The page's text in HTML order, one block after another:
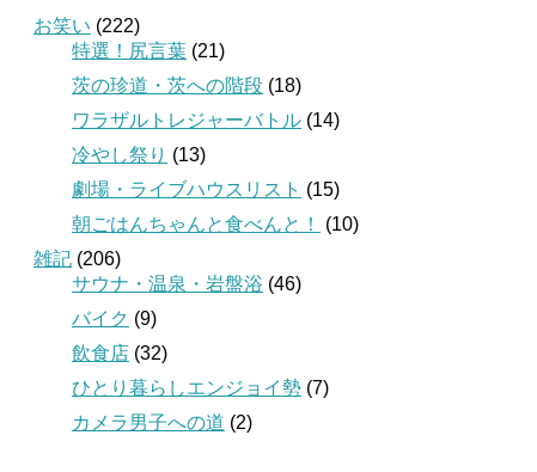
お笑い (222)
特選！尻言葉 (21)
茨の珍道・茨への階段 (18)
ワラザルトレジャーバトル (14)
冷やし祭り (13)
劇場・ライブハウスリスト (15)
朝ごはんちゃんと食べんと！
(10)
雑記 (206)
サウナ・温泉・岩盤浴 (46)
バイク (9)
飲食店 (32)
ひとり暮らしエンジョイ勢 (7)
カメラ男子への道 (2)